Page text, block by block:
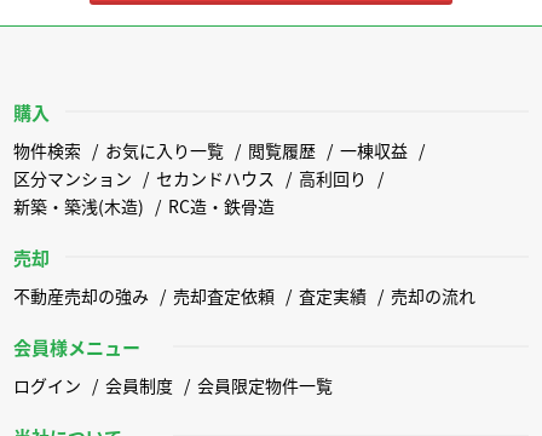
購入
物件検索 お気に入り一覧 閲覧履歴
一棟収益
区分マンション
セカンドハウス
高利回り
新築・築浅(木造)
RC造・鉄骨造
売却
不動産売却の強み 売却査定依頼 査定実績 売却の流れ
会員様メニュー
ログイン 会員制度 会員限定物件一覧